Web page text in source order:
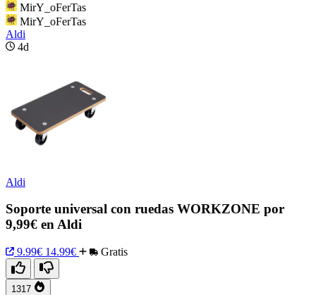
MirY_oFerTas
MirY_oFerTas
Aldi
4d
Aldi
Soporte universal con ruedas WORKZONE por
9,99€ en Aldi
9.99€ 14.99€ Gratis
1317